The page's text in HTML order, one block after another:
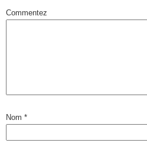
Commentez
Nom *